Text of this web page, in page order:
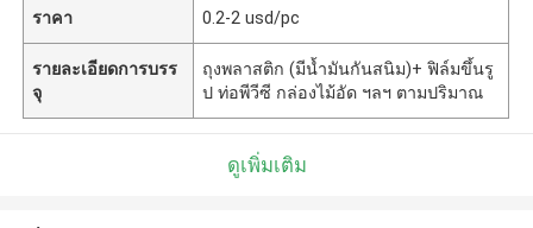
ราคา 0.2-2 usd/pc
รายละเอียดการบรร
จุ
ถุงพลาสติก (มีน้ำมันกันสนิม)+ ฟิล์มขึ้นรู
ป ท่อพีวีซี กล่องไม้อัด ฯลฯ ตามปริมาณ
ดูเพิ่มเติม